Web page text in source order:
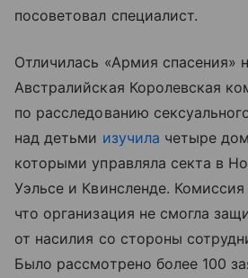
посоветовал специалист.
Отличилась «Армия спасения»
Австралийская Королевская
по расследованию
над детьми изучила четыре
которыми управляла секта в
Уэльсе и Квинсленде. Комиссия
что организация не смогла
от насилия со стороны
Было рассмотрено более 100